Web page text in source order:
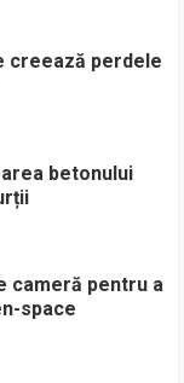
creează perdele
betonului
cameră pentru a
space